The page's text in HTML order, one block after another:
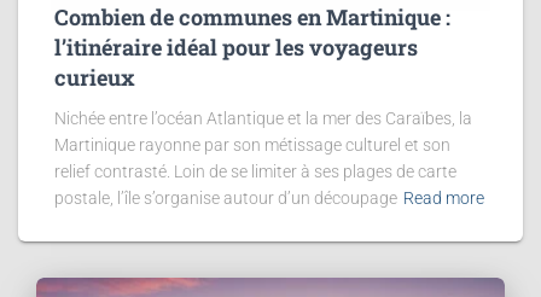
Combien de communes en Martinique :
l’itinéraire idéal pour les voyageurs
curieux
Nichée entre l’océan Atlantique et la mer des Caraïbes, la
Martinique rayonne par son métissage culturel et son
relief contrasté. Loin de se limiter à ses plages de carte
postale, l’île s’organise autour d’un découpage Read more